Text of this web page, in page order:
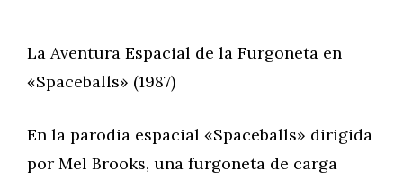
La Aventura Espacial de la Furgoneta en
«Spaceballs» (1987)
En la parodia espacial «Spaceballs» dirigida
por Mel Brooks, una furgoneta de carga